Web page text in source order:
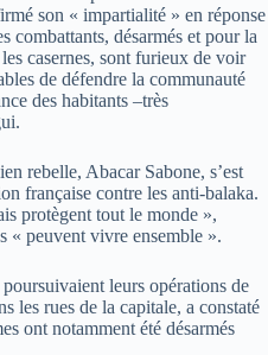
son « impartialité » en réponse
combattants, désarmés et pour la
casernes, sont furieux de voir
de défendre la communauté
des habitants –très
rebelle, Abacar Sabone, s’est
française contre les anti-balaka.
protègent tout le monde »,
« peuvent vivre ensemble ».
leurs opérations de
les rues de la capitale, a constaté
ont notamment été désarmés